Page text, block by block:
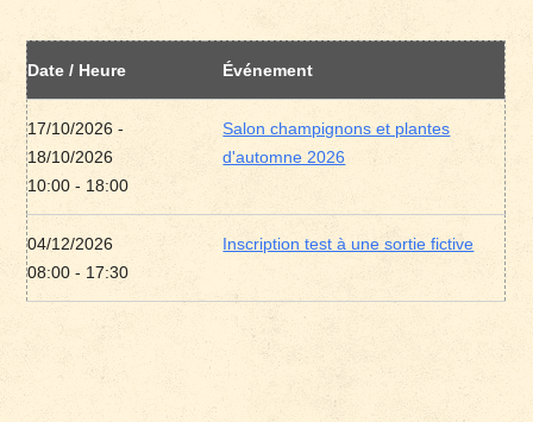
Date / Heure Événement
17/10/2026 -
18/10/2026
10:00 - 18:00
Salon champignons et plantes
d'automne 2026
04/12/2026
08:00 - 17:30
Inscription test à une sortie fictive